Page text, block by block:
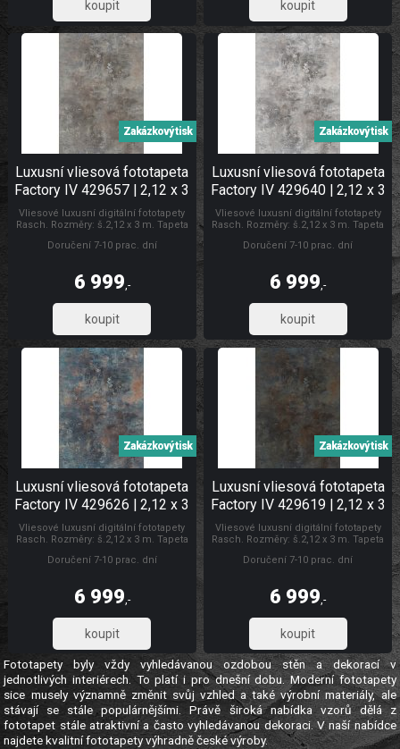
5 784,30 5 784,30
Luxusní vliesová fototapeta
Factory IV 429657 | 2,12 x 3
m | Lepidlo zdarma
Vliesové luxusní digitální fototapety
Rasch. Rozměry: š.2,12 x 3 m. Tapeta
pouze zeď. Vliesové tapety na zeď se
zakrytí jemných prasklin. Fototapety
Zakázkový tisk
Doručení 7-10 prac. dní
6 999,-
5 784,30
Luxusní vliesová fototapeta
Factory IV 429640 | 2,12 x 3
m | Lepidlo zdarma
Vliesové luxusní digitální fototapety
Rasch. Rozměry: š.2,12 x 3 m. Tapeta
pouze zeď. Vliesové tapety na zeď se
zakrytí jemných prasklin. Fototapety
Zakázkový tisk
Doručení 7-10 prac. dní
6 999,-
5 784,30
Luxusní vliesová fototapeta
Factory IV 429626 | 2,12 x 3
m | Lepidlo zdarma
Vliesové luxusní digitální fototapety
Rasch. Rozměry: š.2,12 x 3 m. Tapeta
pouze zeď. Vliesové tapety na zeď se
zakrytí jemných prasklin. Fototapety
Zakázkový tisk
Doručení 7-10 prac. dní
6 999 ,-
5 784,30
Luxusní vliesová fototapeta
Factory IV 429619 | 2,12 x 3
m | Lepidlo zdarma
Vliesové luxusní digitální fototapety
Rasch. Rozměry: š.2,12 x 3 m. Tapeta
pouze zeď. Vliesové tapety na zeď se
zakrytí jemných prasklin. Fototapety
vliesové Luxusní vliesové fototapety
Zakázkový tisk
Doručení 7-10 prac. dní
6 999 ,-
5 784,30
Fototapety byly vždy vyhledávanou ozdobou stěn a dekorací v
jednotlivých interiérech. To platí i pro dnešní dobu. Moderní fototapety
sice musely významně změnit svůj vzhled a také výrobní materiály, ale
stávají se stále populárnějšími. Právě široká nabídka vzorů dělá z
fototapet stále atraktivní a často vyhledávanou dekoraci. V naší nabídce
najdete kvalitní fototapety výhradně české výroby.